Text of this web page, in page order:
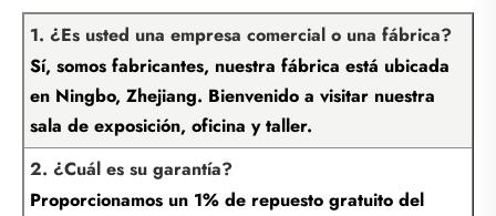
1. ¿Es usted una empresa comercial o una fábrica?
Sí, somos fabricantes, nuestra fábrica está ubicada
en Ningbo, Zhejiang. Bienvenido a visitar nuestra
sala de exposición, oficina y taller.
2. ¿Cuál es su garantía?
Proporcionamos un 1% de repuesto gratuito del